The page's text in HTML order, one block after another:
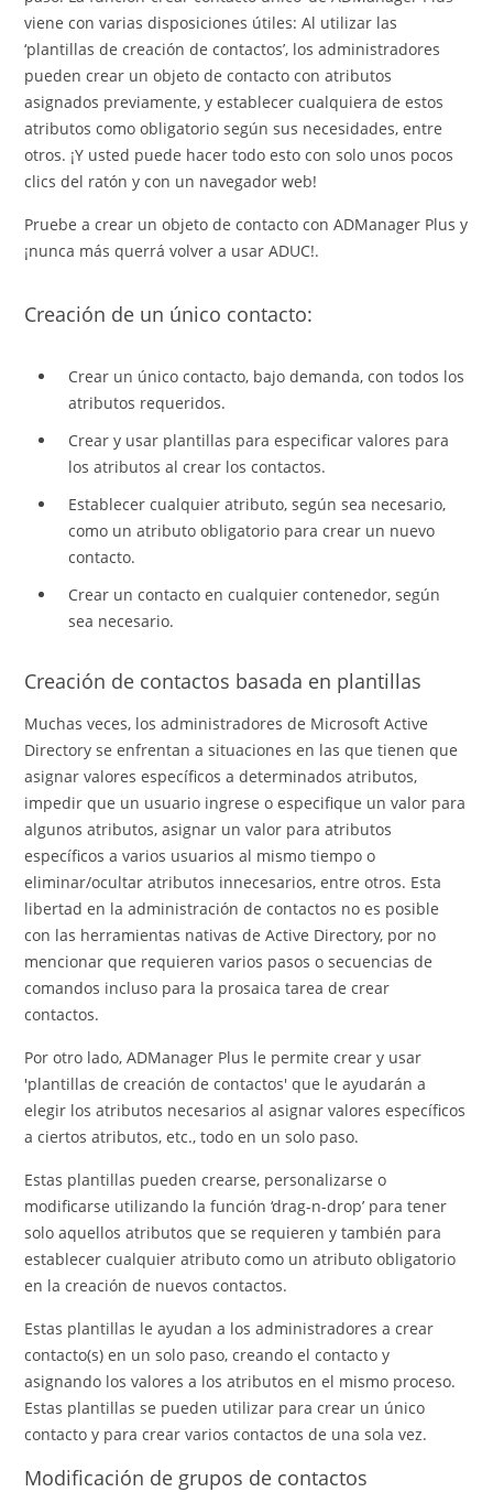
viene con varias disposiciones útiles: Al utilizar las
‘plantillas de creación de contactos’, los administradores
pueden crear un objeto de contacto con atributos
asignados previamente, y establecer cualquiera de estos
atributos como obligatorio según sus necesidades, entre
otros. ¡Y usted puede hacer todo esto con solo unos pocos
clics del ratón y con un navegador web!
Pruebe a crear un objeto de contacto con ADManager Plus y
¡nunca más querrá volver a usar ADUC!.
Creación de un único contacto:
Crear un único contacto, bajo demanda, con todos los
atributos requeridos.
Crear y usar plantillas para especificar valores para
los atributos al crear los contactos.
Establecer cualquier atributo, según sea necesario,
como un atributo obligatorio para crear un nuevo
contacto.
Crear un contacto en cualquier contenedor, según
sea necesario.
Creación de contactos basada en plantillas
Muchas veces, los administradores de Microsoft Active
Directory se enfrentan a situaciones en las que tienen que
asignar valores específicos a determinados atributos,
impedir que un usuario ingrese o especifique un valor para
algunos atributos, asignar un valor para atributos
específicos a varios usuarios al mismo tiempo o
eliminar/ocultar atributos innecesarios, entre otros. Esta
libertad en la administración de contactos no es posible
con las herramientas nativas de Active Directory, por no
mencionar que requieren varios pasos o secuencias de
comandos incluso para la prosaica tarea de crear
contactos.
Por otro lado, ADManager Plus le permite crear y usar
'plantillas de creación de contactos' que le ayudarán a
elegir los atributos necesarios al asignar valores específicos
a ciertos atributos, etc., todo en un solo paso.
Estas plantillas pueden crearse, personalizarse o
modificarse utilizando la función ‘drag-n-drop’ para tener
solo aquellos atributos que se requieren y también para
establecer cualquier atributo como un atributo obligatorio
en la creación de nuevos contactos.
Estas plantillas le ayudan a los administradores a crear
contacto(s) en un solo paso, creando el contacto y
asignando los valores a los atributos en el mismo proceso.
Estas plantillas se pueden utilizar para crear un único
contacto y para crear varios contactos de una sola vez.
Modificación de grupos de contactos